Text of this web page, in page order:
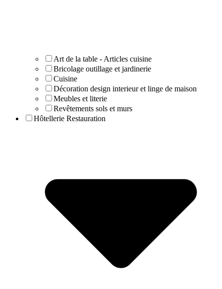
Art de la table - Articles cuisine
Bricolage outillage et jardinerie
Cuisine
Décoration design interieur et linge de maison
Meubles et literie
Revêtements sols et murs
Hôtellerie Restauration